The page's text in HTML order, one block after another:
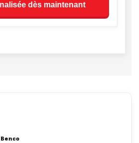
dès maintenant